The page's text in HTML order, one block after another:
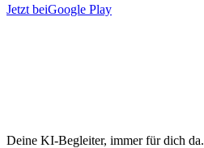
Jetzt beiGoogle Play
Deine KI-Begleiter, immer für dich da.